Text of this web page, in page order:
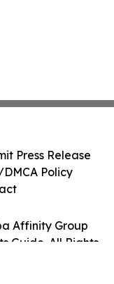
Affinity Group
Guide. All Rights
Press Release
Policy